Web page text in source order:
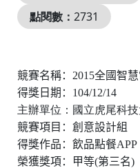
點閱數： 2731
競賽名稱： 2015全國智
得獎日期： 104/12/14
主辦單位：國立虎尾科
競賽項目： 創意設計組
得獎作品：飲品點餐APP
榮獲獎項：
甲等(第三名)